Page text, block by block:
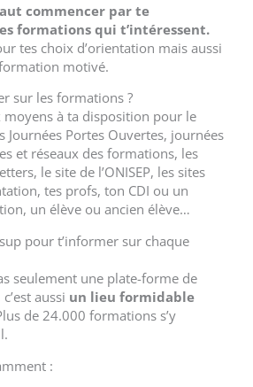
commencer par te
formations qui t’intéressent.
tes choix d’orientation mais aussi
motivé.
sur les formations ?
moyens à ta disposition pour le
Journées Portes Ouvertes, journées
et réseaux des formations, les
le site de l’ONISEP, les sites
tes profs, ton CDI ou un
un élève ou ancien élève…
pour t’informer sur chaque
seulement une plate-forme de
aussi un lieu formidable
de 24.000 formations s’y
: